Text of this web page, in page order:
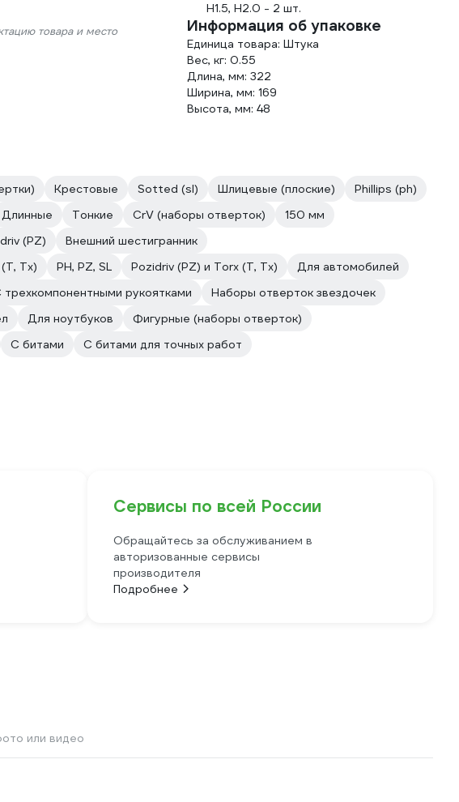
товара и место
H1.5, H2.0 - 2 шт.
Информация об упаковке
Единица товара: Штука
Вес, кг: 0.55
Длина, мм: 322
Ширина, мм: 169
Высота, мм: 48
Крестовые Sotted (sl) Шлицевые (плоские)
Phillips (ph)
Длинные Тонкие CrV (наборы отверток)
150 мм
(PZ)
Внешний шестигранник
Tx) PH, PZ, SL Pozidriv (PZ) и Torx (T, Tx)
Для автомобилей
трехкомпонентными рукоятками
Наборы отверток звездочек
Для ноутбуков
Фигурные (наборы отверток)
С битами С битами для точных работ
Сервисы по всей России
Обращайтесь за обслуживанием в
авторизованные сервисы
производителя
Подробнее
или видео